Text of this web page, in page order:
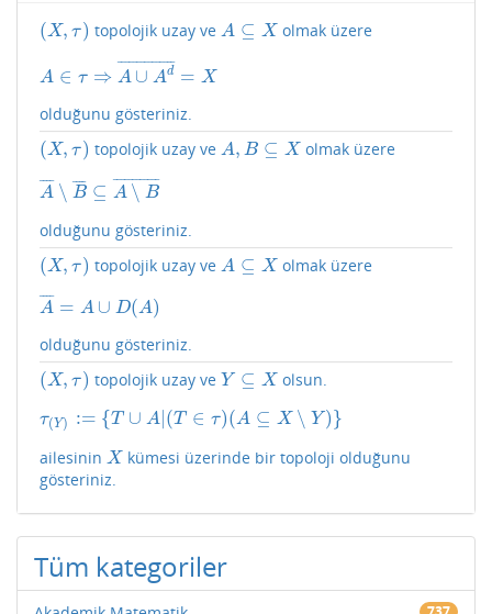
(X, τ)
(X,τ) topolojik uzay ve A ⊆ X
A⊆X olmak üzere
A ∈ τ ⇒ A ∪ Ad
¯ ¯
¯¯¯¯¯¯¯¯¯¯¯¯¯
= X
A∈τ⇒A∪A d¯= X
olduğunu gösteriniz.
(X, τ)
(X,τ) topolojik uzay ve A, B ⊆ X
A,B ⊆X olmak üzere
A
¯¯
¯¯ ∖ B
¯¯
¯¯ ⊆ A ∖ B
¯ ¯
¯¯¯¯¯¯¯¯¯¯
A¯ ∖B ¯⊆ A∖ B ¯
olduğunu gösteriniz.
(X, τ)
(X,τ) topolojik uzay ve A ⊆ X
A⊆X olmak üzere
A
¯¯
¯¯ = A ∪ D(A)
A¯ =A ∪D(A)
olduğunu gösteriniz.
(X, τ)
(X,τ) topolojik uzay ve Y ⊆ X
Y⊆X olsun.
τ(Y) := {T ∪ A|(T ∈ τ)(A ⊆ X ∖ Y)}
τ(Y):={ T∪ A|(T∈ τ)(A⊆X ∖Y )}
ailesinin X
X kümesi üzerinde bir topoloji olduğunu
gösteriniz.
Tüm kategoriler